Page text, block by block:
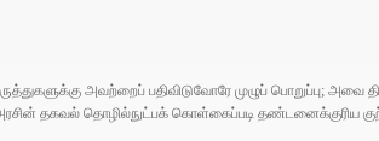
அவற்றைப் பதிவிடுவோரே முழுப் பொறுப்பு;
தகவல் தொழில்நுட்பக் கொள்கைப்படி தண்டனைக்குரிய